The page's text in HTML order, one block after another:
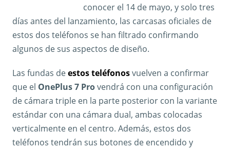
conocer el 14 de mayo, y solo tres
días antes del lanzamiento, las carcasas oficiales de
estos dos teléfonos se han filtrado confirmando
algunos de sus aspectos de diseño.
Las fundas deestos teléfonosvuelven a confirmar
que el OnePlus 7 Provendrá con una configuración
de cámara triple en la parte posterior con la variante
estándar con una cámara dual, ambas colocadas
verticalmente en el centro. Además, estos dos
teléfonos tendrán sus botones de encendido y